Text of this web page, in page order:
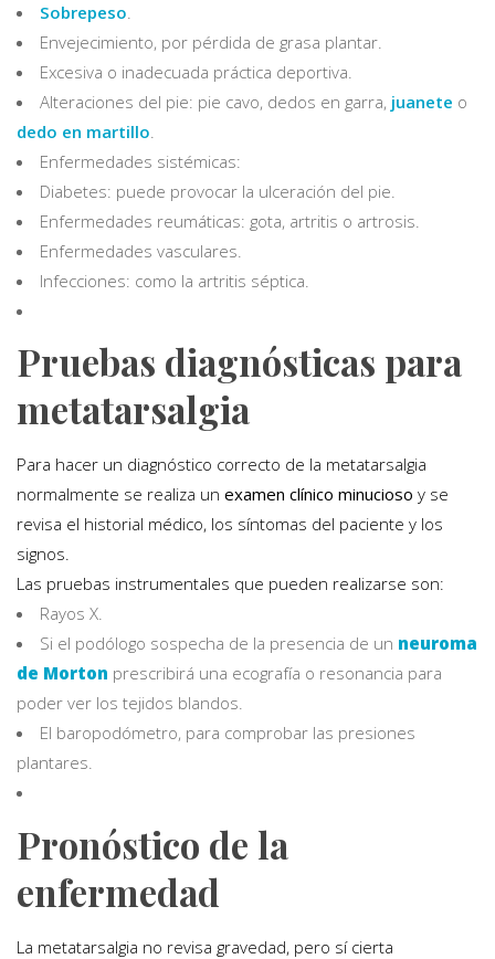
Sobrepeso.
Envejecimiento, por pérdida de grasa plantar.
Excesiva o inadecuada práctica deportiva.
Alteraciones del pie: pie cavo, dedos en garra, juanete o
dedo en martillo.
Enfermedades sistémicas:
Diabetes: puede provocar la ulceración del pie.
Enfermedades reumáticas: gota, artritis o artrosis.
Enfermedades vasculares.
Infecciones: como la artritis séptica.
Pruebas diagnósticas para
metatarsalgia
Para hacer un diagnóstico correcto de la metatarsalgia
normalmente se realiza un examen clínico minucioso y se
revisa el historial médico, los síntomas del paciente y los
signos.
Las pruebas instrumentales que pueden realizarse son:
Rayos X.
Si el podólogo sospecha de la presencia de un neuroma
de Morton prescribirá una ecografía o resonancia para
poder ver los tejidos blandos.
El baropodómetro, para comprobar las presiones
plantares.
Pronóstico de la
enfermedad
La metatarsalgia no revisa gravedad, pero sí cierta